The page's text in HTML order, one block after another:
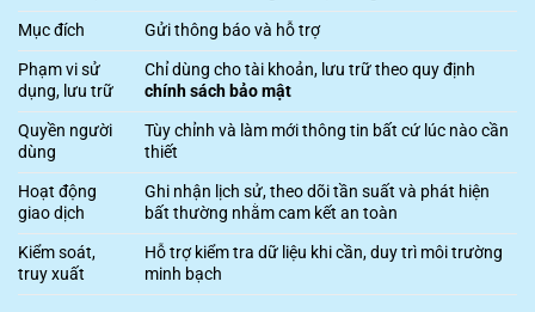
Mục đích
Gửi thông báo và hỗ trợ
Phạm vi sử
dụng, lưu trữ
Chỉ dùng cho tài khoản, lưu trữ theo quy định
chính sách bảo mật
Quyền người
dùng
Tùy chỉnh và làm mới thông tin bất cứ lúc nào cần
thiết
Hoạt động
giao dịch
Ghi nhận lịch sử, theo dõi tần suất và phát hiện
bất thường nhằm cam kết an toàn
Kiểm soát,
truy xuất
Hỗ trợ kiểm tra dữ liệu khi cần, duy trì môi trường
minh bạch